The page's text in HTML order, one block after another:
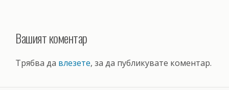
Вашият коментар
Трябва да влезете, за да публикувате коментар.